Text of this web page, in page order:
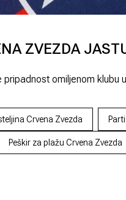
ZVEZDA
pripadnost omiljenom klubu
Crvena Zvezda
Peškir za plažu Crvena Zvezda